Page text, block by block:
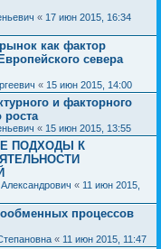
« 17 июн 2015, 16:34
как фактор
севера
« 15 июн 2015, 14:00
и факторного
роста
« 15 июн 2015, 13:55
ПОДХОДЫ К
« 11 июн 2015,
процессов
« 11 июн 2015, 11:47